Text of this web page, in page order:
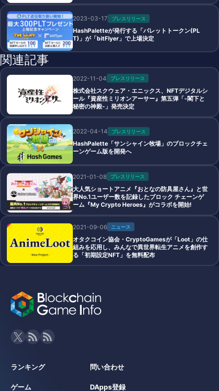
2023-03-17 プレスリリース
HashPaletteが発行する「パレットトークン(PL
T)」が「bitFlyer」で上場決定
関連記事
2022-11-04 プレスリリース
株式会社スクウェア・エニックス、NFTデジタルシ
ール『資産性ミリオンアーサー』第五弾「-閣下と
秘密の神殿-」発売決定
2022-04-14 プレスリリース
HashPalette「サンシャイン牧場」のブロックチェ
ーンゲーム版を開発へ
2021-01-08 プレスリリース
大人気ショートアニメ『おとなの防具屋さん』と世
界No.1ユーザー数を記録したブロック チェーンゲ
ーム『My Crypto Heroes』がコラボを開始!
2021-09-06 ニュース
オタクコイン協会・CryptoGamesが「Loot」の仕
組みを応用し、みんなで異世界転生アニメを創作す
る「初期設定NFT」を無料配布
ランキング
ゲーム
問い合わせ
DApps登録